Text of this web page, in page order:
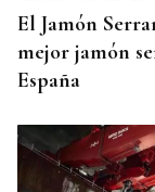
El Jamón
mejor jamón
España